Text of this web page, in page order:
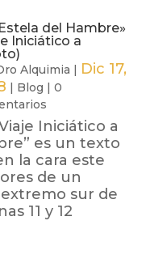
del Hambre»
Iniciático a
Alquimia | Dic 17,
| Blog |0
Iniciático a
es un texto
la cara este
de un
sur de
11 y 12